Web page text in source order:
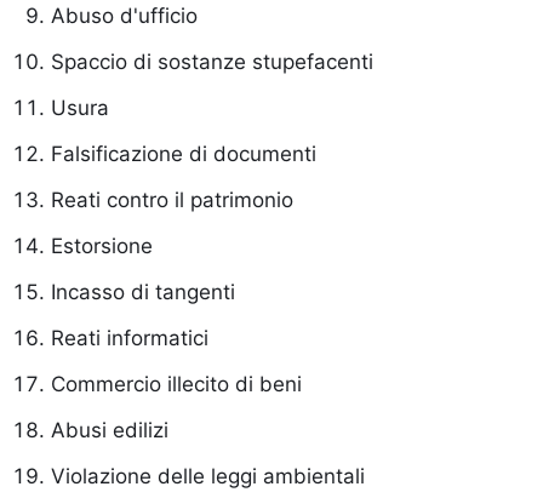
Abuso d'ufficio
Spaccio di sostanze stupefacenti
Usura
Falsificazione di documenti
Reati contro il patrimonio
Estorsione
Incasso di tangenti
Reati informatici
Commercio illecito di beni
Abusi edilizi
Violazione delle leggi ambientali